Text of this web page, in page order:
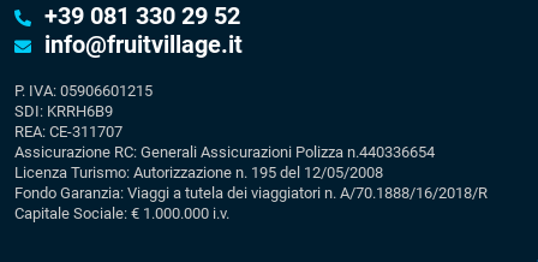
+39 081 330 29 52
info@fruitvillage.it
P. IVA: 05906601215
SDI: KRRH6B9
REA: CE-311707
Assicurazione RC: Generali Assicurazioni Polizza n.440336654
Licenza Turismo: Autorizzazione n. 195 del 12/05/2008
Fondo Garanzia: Viaggi a tutela dei viaggiatori n. A/70.1888/16/2018/R
Capitale Sociale: € 1.000.000 i.v.